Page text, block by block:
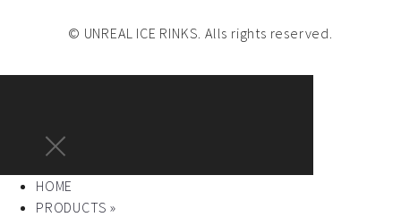
© UNREAL ICE RINKS. Alls rights reserved.
HOME
PRODUCTS »